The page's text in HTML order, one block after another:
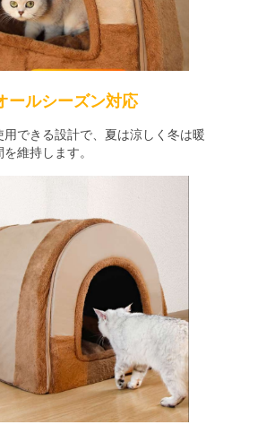
ールシーズン対応
用できる設計で、夏は涼しく冬は暖
維持します。